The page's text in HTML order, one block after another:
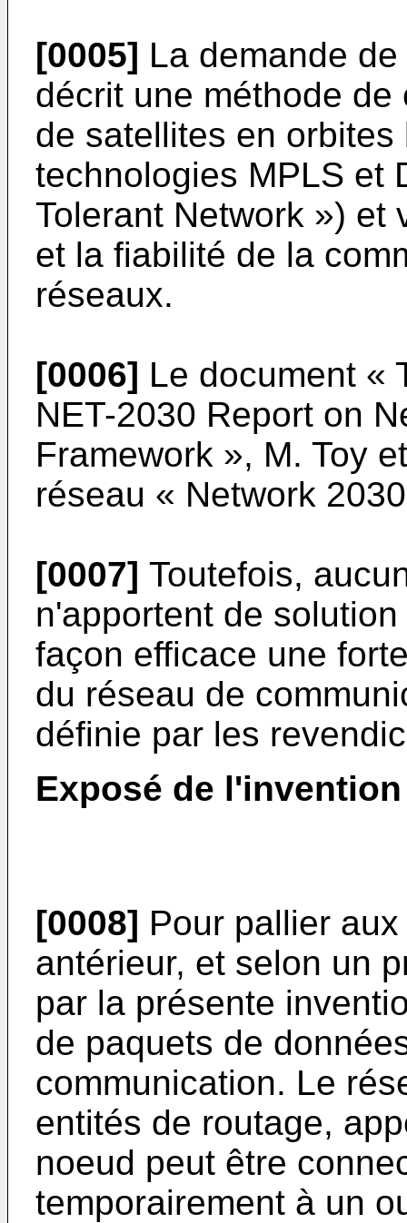
[0005] La demande
décrit une méthode
de satellites en
technologies MPLS et
Tolerant Network ») et
et la fiabilité de la
réseaux.
[0006] Le document «
NET-2030 Report on
Framework », M. Toy
réseau « Network
[0007] Toutefois,
n'apportent de
façon efficace une
du réseau de
définie par les
Exposé de l'invention
[0008] Pour pallier
antérieur, et selon un
par la présente
de paquets de
communication. Le
entités de routage,
noeud peut être
temporairement à un